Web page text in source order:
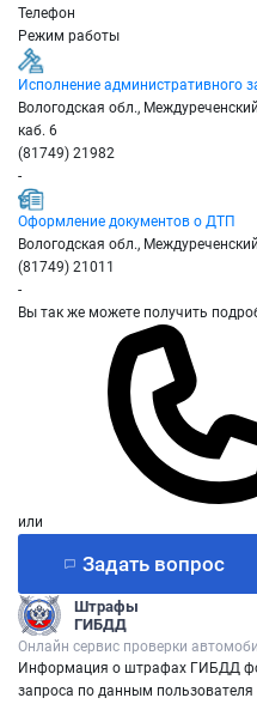
Телефон
Режим работы
Исполнение административного
Вологодская обл.,
каб. 6
(81749) 21982
-
Оформление документов о ДТП
Вологодская обл.,
(81749) 21011
-
Вы так же можете получить
или
Задать вопрос
Штрафы
ГИБДД
Онлайн сервис проверки
Информация о штрафах ГИБДД
запроса по данным